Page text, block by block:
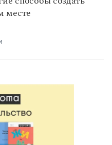
месте